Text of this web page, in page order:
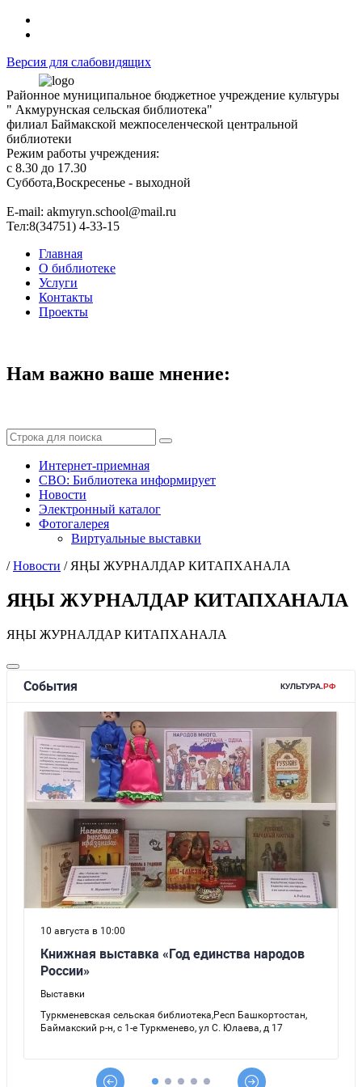
Версия для слабовидящих
Районное муниципальное бюджетное учреждение культуры
" Акмурунская сельская библиотека"
филиал Баймакской межпоселенческой центральной
библиотеки
Режим работы учреждения:
с 8.30 до 17.30
Суббота,Воскресенье - выходной
Е-mail: akmyryn.school@mail.ru
Тел:8(34751) 4-33-15
Главная
О библиотеке
Услуги
Контакты
Проекты
Нам важно ваше мнение:
Интернет-приемная
СВО: Библиотека информирует
Новости
Электронный каталог
Фотогалерея
Виртуальные выставки
/Новости / ЯҢЫ ЖУРНАЛДАР КИТАПХАНАЛА
ЯҢЫ ЖУРНАЛДАР КИТАПХАНАЛА
ЯҢЫ ЖУРНАЛДАР КИТАПХАНАЛА